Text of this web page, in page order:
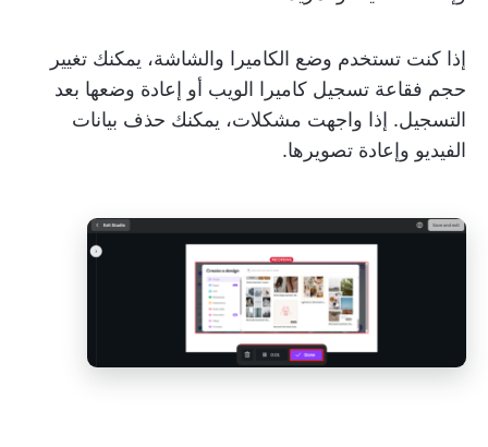
إذا كنت تستخدم وضع الكاميرا والشاشة، يمكنك تغيير
حجم فقاعة تسجيل كاميرا الويب أو إعادة وضعها بعد
التسجيل. إذا واجهت مشكلات، يمكنك حذف بيانات
الفيديو وإعادة تصويرها.